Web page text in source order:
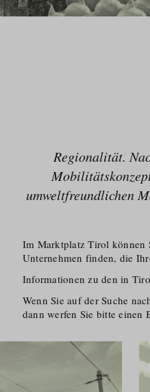
Regionalität.
umweltfreundlichen
Im Marktplatz Tirol können
Unternehmen finden, die
Informationen zu den in
Wenn Sie auf der Suche
dann werfen Sie bitte einen